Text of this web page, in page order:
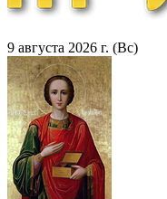
9 августа 2026 г. (Вс)